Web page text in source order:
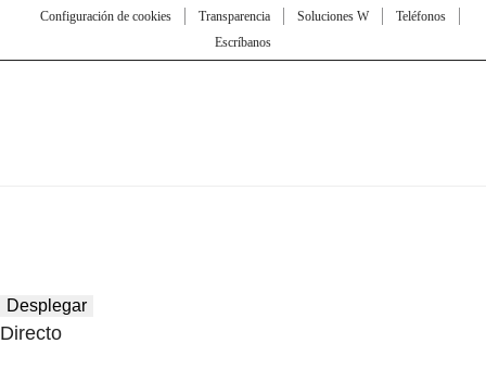
Configuración de cookies
Transparencia Soluciones W
Teléfonos
Escríbanos
Desplegar
Directo